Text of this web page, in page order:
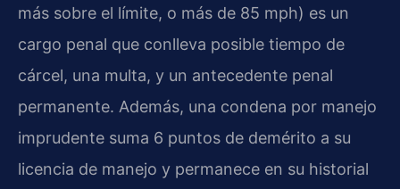
más sobre el límite, o más de 85 mph) es un
cargo penal que conlleva posible tiempo de
cárcel, una multa, y un antecedente penal
permanente. Además, una condena por manejo
imprudente suma 6 puntos de demérito a su
licencia de manejo y permanece en su historial